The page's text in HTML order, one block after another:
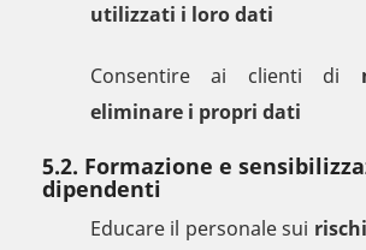
utilizzati i loro dati
Consentire ai clienti di
eliminare i propri dati
5.2. Formazione e
dipendenti
Educare il personale sui